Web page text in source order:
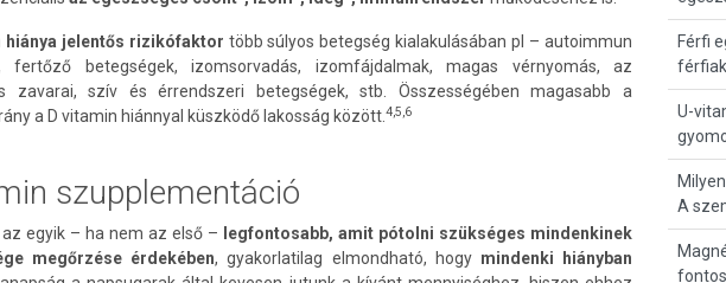
hiánya jelentős rizikófaktor több súlyos betegség kialakulásában pl – autoimmun
fertőző betegségek, izomsorvadás, izomfájdalmak, magas vérnyomás, az
zavarai, szív és érrendszeri betegségek, stb. Összességében magasabb a
a D vitamin hiánnyal küszködő lakosság között. 4,5,6
szupplementáció
egyik – ha nem az első –
legfontosabb, amit pótolni szükséges mindenkinek
megőrzése érdekében, gyakorlatilag elmondható, hogy mindenki hiányban
Férfi
U-
A